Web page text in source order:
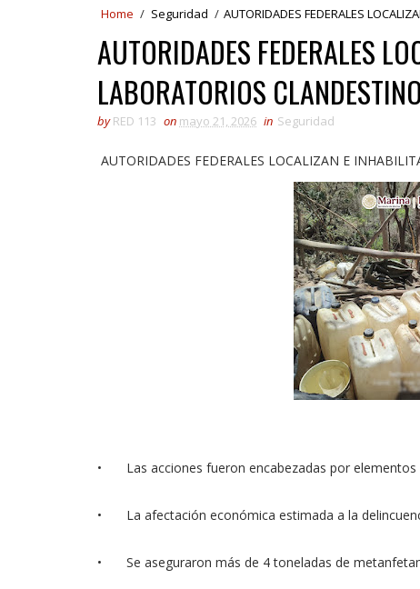
Home / Seguridad / AUTORIDADES FEDERALES
AUTORIDADES FEDERALES
LABORATORIOS
by RED 113 on mayo 21, 2026 in Seguridad
AUTORIDADES FEDERALES LOCALIZAN E
• Las acciones fueron encabezadas por
• La afectación económica estimada a la
• Se aseguraron más de 4 toneladas de